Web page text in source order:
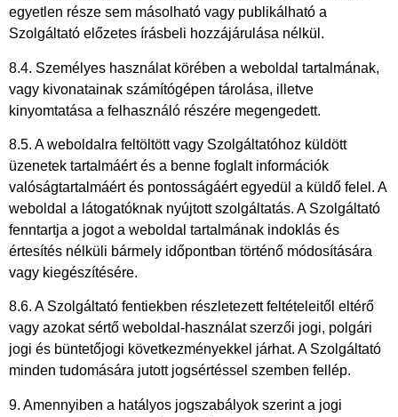
egyetlen része sem másolható vagy publikálható a
Szolgáltató előzetes írásbeli hozzájárulása nélkül.
8.4. Személyes használat körében a weboldal tartalmának,
vagy kivonatainak számítógépen tárolása, illetve
kinyomtatása a felhasználó részére megengedett.
8.5. A weboldalra feltöltött vagy Szolgáltatóhoz küldött
üzenetek tartalmáért és a benne foglalt információk
valóságtartalmáért és pontosságáért egyedül a küldő felel. A
weboldal a látogatóknak nyújtott szolgáltatás. A Szolgáltató
fenntartja a jogot a weboldal tartalmának indoklás és
értesítés nélküli bármely időpontban történő módosítására
vagy kiegészítésére.
8.6. A Szolgáltató fentiekben részletezett feltételeitől eltérő
vagy azokat sértő weboldal-használat szerzői jogi, polgári
jogi és büntetőjogi következményekkel járhat. A Szolgáltató
minden tudomására jutott jogsértéssel szemben fellép.
9. Amennyiben a hatályos jogszabályok szerint a jogi